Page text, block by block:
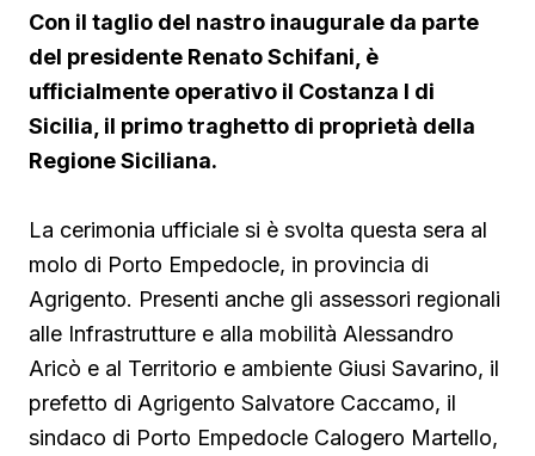
Con il taglio del nastro inaugurale da parte
del presidente Renato Schifani, è
ufficialmente operativo il Costanza I di
Sicilia, il primo traghetto di proprietà della
Regione Siciliana.
La cerimonia ufficiale si è svolta questa sera al
molo di Porto Empedocle, in provincia di
Agrigento. Presenti anche gli assessori regionali
alle Infrastrutture e alla mobilità Alessandro
Aricò e al Territorio e ambiente Giusi Savarino, il
prefetto di Agrigento Salvatore Caccamo, il
sindaco di Porto Empedocle Calogero Martello,